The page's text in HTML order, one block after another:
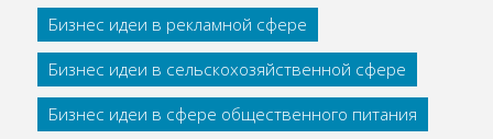
Бизнес идеи в рекламной сфере
Бизнес идеи в сельскохозяйственной сфере
Бизнес идеи в сфере общественного питания